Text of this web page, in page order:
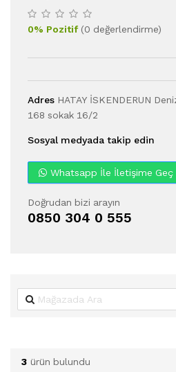
0% Pozitif(0 değerlendirme)
Adres HATAY İSKENDERUN
168 sokak 16/2
Sosyal medyada takip edin
Whatsapp İle İletişime Geç
Doğrudan bizi arayın
0850 304 0 555
3 ürün bulundu